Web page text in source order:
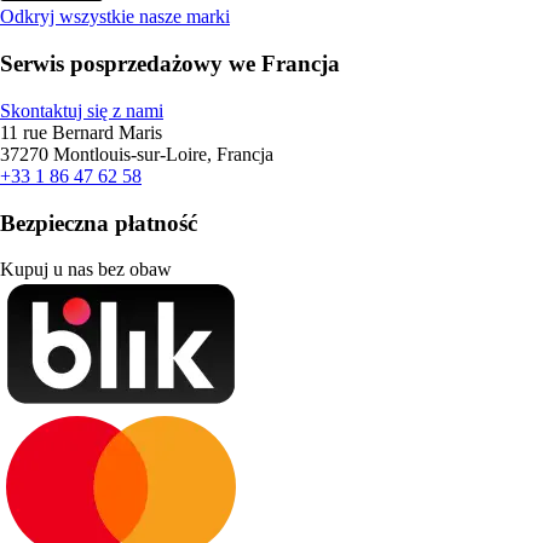
Odkryj wszystkie nasze marki
Serwis posprzedażowy we Francja
Skontaktuj się z nami
11 rue Bernard Maris
37270 Montlouis-sur-Loire, Francja
+33 1 86 47 62 58
Bezpieczna płatność
Kupuj u nas bez obaw